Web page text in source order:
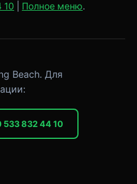
10 Полное меню.
Beach. Для
533 832 44 10